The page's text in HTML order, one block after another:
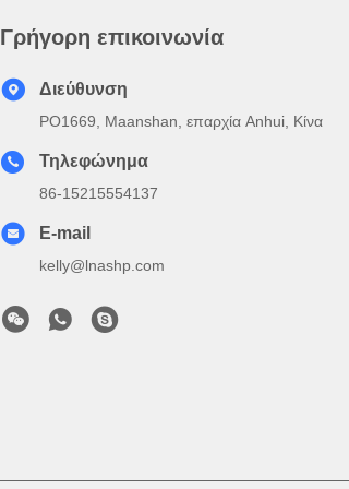
Γρήγορη επικοινωνία
Διεύθυνση
PO1669, Maanshan, επαρχία Anhui, Κίνα
Τηλεφώνημα
86-15215554137
E-mail
kelly@lnashp.com